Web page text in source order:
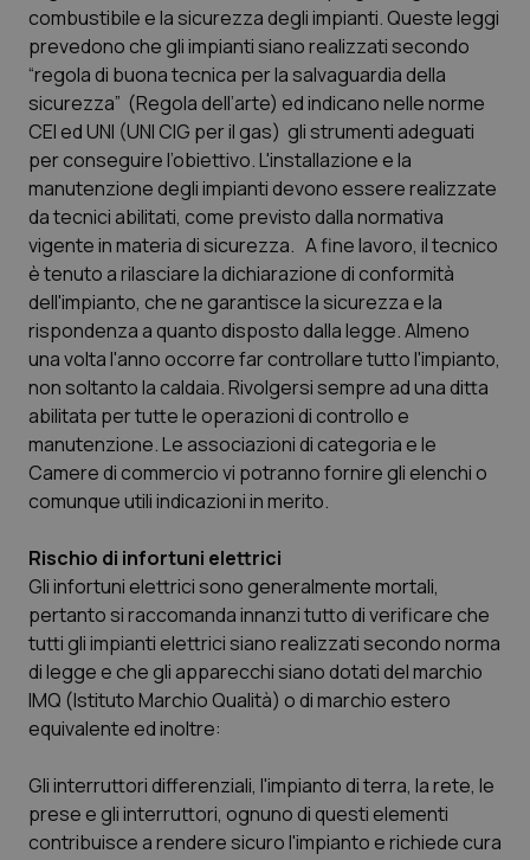
Puglia
Sardegna
Sicilia
Toscana
Umbria
Valle D’Aosta
Veneto
Malattie rare
Malattia di Crohn & Rettocolite Ulcerosa
Neuroscienze & patologie neurodegenerative
Obesità
Oftalmologia
Oncodermatologia
Oncoematologia
Oncologia & Nutrizione
Psoriasi & pelle
Quotidiano Cardiologia
Quotidiano Chirurgia
Quotidiano Oncologia
Rene & patologie urogenitali
combustibile e la sicurezza degli impianti. Queste leggi
prevedono che gli impianti siano realizzati secondo
“regola di buona tecnica per la salvaguardia della
sicurezza” (Regola dell’arte) ed indicano nelle norme
CEI ed UNI (UNI CIG per il gas) gli strumenti adeguati
per conseguire l’obiettivo. L'installazione e la
manutenzione degli impianti devono essere realizzate
da tecnici abilitati, come previsto dalla normativa
vigente in materia di sicurezza. A fine lavoro, il tecnico
è tenuto a rilasciare la dichiarazione di conformità
dell'impianto, che ne garantisce la sicurezza e la
rispondenza a quanto disposto dalla legge. Almeno
una volta l'anno occorre far controllare tutto l'impianto,
non soltanto la caldaia. Rivolgersi sempre ad una ditta
abilitata per tutte le operazioni di controllo e
manutenzione. Le associazioni di categoria e le
Camere di commercio vi potranno fornire gli elenchi o
comunque utili indicazioni in merito.
Rischio di infortuni elettrici
Gli infortuni elettrici sono generalmente mortali,
pertanto si raccomanda innanzi tutto di verificare che
tutti gli impianti elettrici siano realizzati secondo norma
di legge e che gli apparecchi siano dotati del marchio
IMQ (Istituto Marchio Qualità) o di marchio estero
equivalente ed inoltre:
Gli interruttori differenziali, l'impianto di terra, la rete, le
prese e gli interruttori, ognuno di questi elementi
contribuisce a rendere sicuro l'impianto e richiede cura